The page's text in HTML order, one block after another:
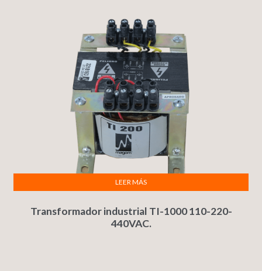
Transformador industrial TI-1000 110-220-
440VAC.
LEER MÁS